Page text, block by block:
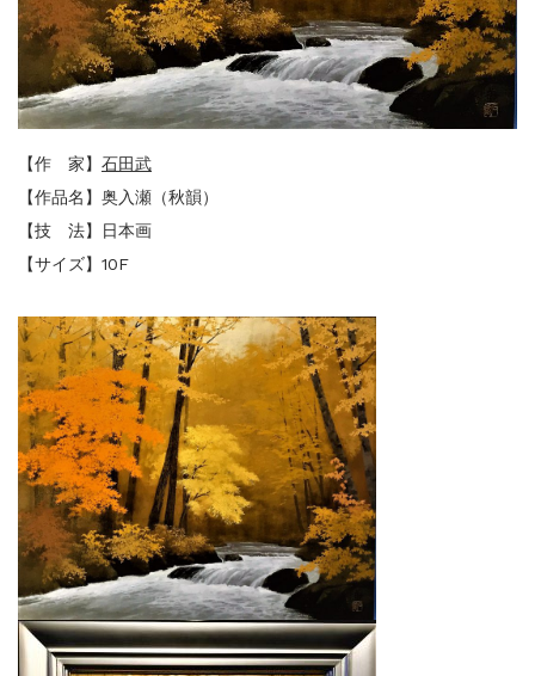
【作 家】 石田武
【作品名】奥入瀬（秋韻）
【技 法】日本画
【サイズ】10F